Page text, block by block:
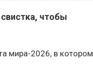
чтобы
мира-2026, в котором